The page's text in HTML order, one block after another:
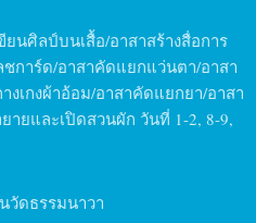
ยนศิลป์บนเสื้อ/อาสาสร้างสื่อการ
การ์ด/อาสาคัดแยกแว่นตา/อาสา
เกงผ้าอ้อม/อาสาคัดแยกยา/อาสา
ายและเปิดสวนผัก วันที่ 1-2, 8-9,
นวัดธรรมนาวา